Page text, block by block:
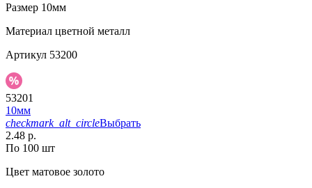
Размер 10мм
Материал цветной металл
Артикул 53200
53201
10мм
checkmark_alt_circleВыбрать
2.48 р.
По 100 шт
Цвет матовое золото